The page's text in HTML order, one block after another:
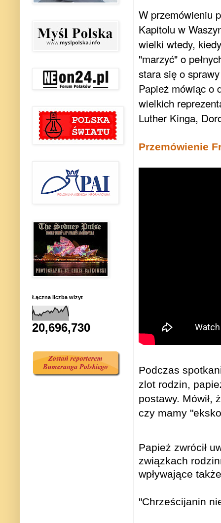
W przemówieniu
Kapitolu w
wielki wtedy,
"marzyć" o
stara się o
Papież mówiąc o
wielkich
Luther Kinga,
Przemówienie
Podczas
zlot rodzin,
postawy. Mówił,
czy mamy
Papież zwrócił
związkach
wpływające
"Chrześcijanin
Łączna liczba wizyt
20,696,730